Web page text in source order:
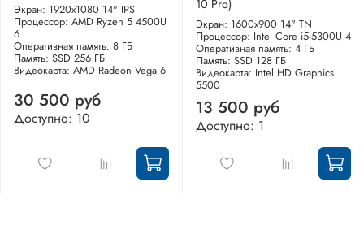
Экран: 1920x1080 14" IPS
Процессор: AMD Ryzen 5 4500U
6
Оперативная память: 8 ГБ
Память: SSD 256 ГБ
Видеокарта: AMD Radeon Vega 6
30 500 руб
Доступно: 10
10 Pro)
Экран: 1600x900 14" TN
Процессор: Intel Core i5-5300U 4
Оперативная память: 4 ГБ
Память: SSD 128 ГБ
Видеокарта: Intel HD Graphics
5500
13 500 руб
Доступно: 1